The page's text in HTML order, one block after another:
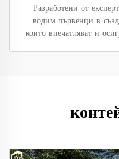
Разработени от
водим първенци в
които впечатляват и